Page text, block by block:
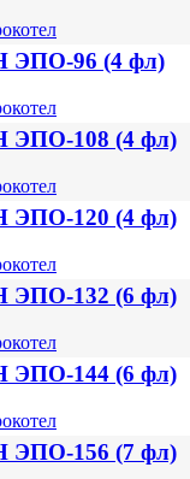
ЭПО-96 (4 фл)
ЭПО-108 (4 фл)
ЭПО-120 (4 фл)
ЭПО-132 (6 фл)
ЭПО-144 (6 фл)
ЭПО-156 (7 фл)